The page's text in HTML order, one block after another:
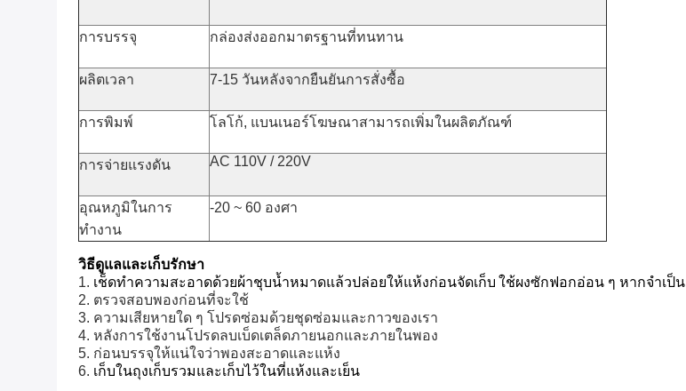
การบรรจุ กล่องส่งออกมาตรฐานที่ทนทาน
ผลิตเวลา 7-15 วันหลังจากยืนยันการสั่งซื้อ
การพิมพ์ โลโก้, แบนเนอร์โฆษณาสามารถเพิ่มในผลิตภัณฑ์
การจ่ายแรงดัน AC 110V / 220V
อุณหภูมิในการ
ทำงาน
-20 ~ 60 องศา
วิธีดูแลและเก็บรักษา
1. เช็ดทำความสะอาดด้วยผ้าชุบน้ำหมาดแล้วปล่อยให้แห้งก่อนจัดเก็บ ใช้ผงซักฟอกอ่อน ๆ หากจำเป็น
2. ตรวจสอบพองก่อนที่จะใช้
3. ความเสียหายใด ๆ โปรดซ่อมด้วยชุดซ่อมและกาวของเรา
4. หลังการใช้งานโปรดลบเบ็ดเตล็ดภายนอกและภายในพอง
5. ก่อนบรรจุให้แน่ใจว่าพองสะอาดและแห้ง
6. เก็บในถุงเก็บรวมและเก็บไว้ในที่แห้งและเย็น